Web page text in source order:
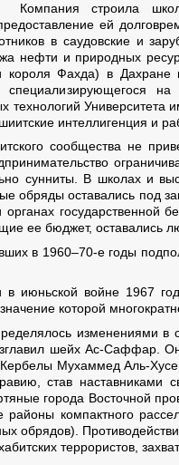
Компания строила
ей
в саудовские и
нефти и природных
короля Фахда) в Дахране
на
технологий
интеллигенция и
сообщества не
сунниты. В школах и
обряды оставались под
государственной
ее бюджет, оставались
в 1960–70-е годы
июньской войне 1967
которой
изменениями
шейх Ас-Саффар.
Мухаммед Аль-
став наставниками
города Восточной
районы компактного
обрядов).
террористов,